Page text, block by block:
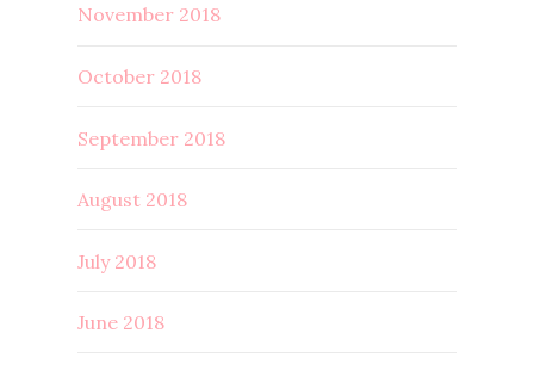
November 2018
October 2018
September 2018
August 2018
July 2018
June 2018